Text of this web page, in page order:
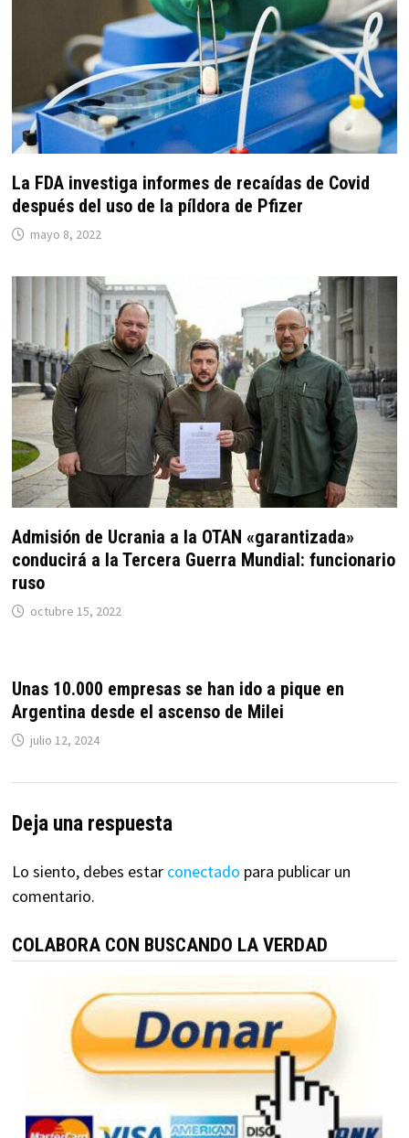
La FDA investiga informes de recaídas de Covid
después del uso de la píldora de Pfizer
mayo 8, 2022
Admisión de Ucrania a la OTAN «garantizada»
conducirá a la Tercera Guerra Mundial: funcionario
ruso
octubre 15, 2022
Unas 10.000 empresas se han ido a pique en
Argentina desde el ascenso de Milei
julio 12, 2024
Deja una respuesta
Lo siento, debes estar conectado para publicar un
comentario.
COLABORA CON BUSCANDO LA VERDAD